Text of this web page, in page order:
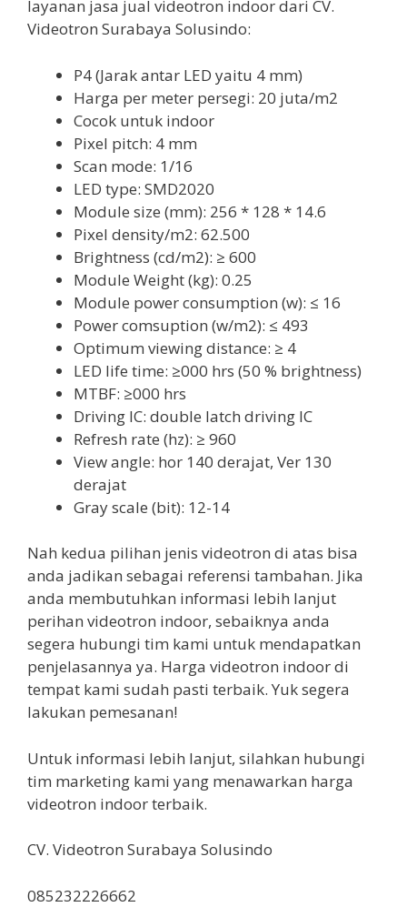
layanan jasa jual videotron indoor dari CV.
Videotron Surabaya Solusindo:
P4 (Jarak antar LED yaitu 4 mm)
Harga per meter persegi: 20 juta/m2
Cocok untuk indoor
Pixel pitch: 4 mm
Scan mode: 1/16
LED type: SMD2020
Module size (mm): 256 * 128 * 14.6
Pixel density/m2: 62.500
Brightness (cd/m2): ≥ 600
Module Weight (kg): 0.25
Module power consumption (w): ≤ 16
Power comsuption (w/m2): ≤ 493
Optimum viewing distance: ≥ 4
LED life time: ≥000 hrs (50 % brightness)
MTBF: ≥000 hrs
Driving IC: double latch driving IC
Refresh rate (hz): ≥ 960
View angle: hor 140 derajat, Ver 130
derajat
Gray scale (bit): 12-14
Nah kedua pilihan jenis videotron di atas bisa
anda jadikan sebagai referensi tambahan. Jika
anda membutuhkan informasi lebih lanjut
perihan videotron indoor, sebaiknya anda
segera hubungi tim kami untuk mendapatkan
penjelasannya ya. Harga videotron indoor di
tempat kami sudah pasti terbaik. Yuk segera
lakukan pemesanan!
Untuk informasi lebih lanjut, silahkan hubungi
tim marketing kami yang menawarkan harga
videotron indoor terbaik.
CV. Videotron Surabaya Solusindo
085232226662